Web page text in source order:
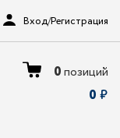
Вход/Регистрация
0позиций
0